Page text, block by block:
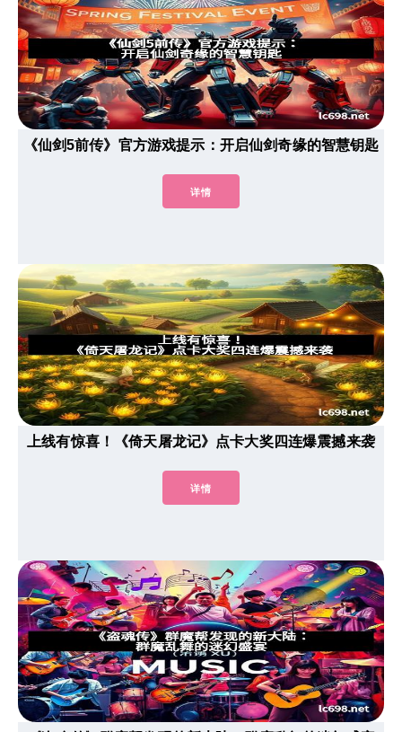
《仙剑5前传》官方游戏提示：开启仙剑奇缘的智慧钥匙
详情
上线有惊喜！《倚天屠龙记》点卡大奖四连爆震撼来袭
详情